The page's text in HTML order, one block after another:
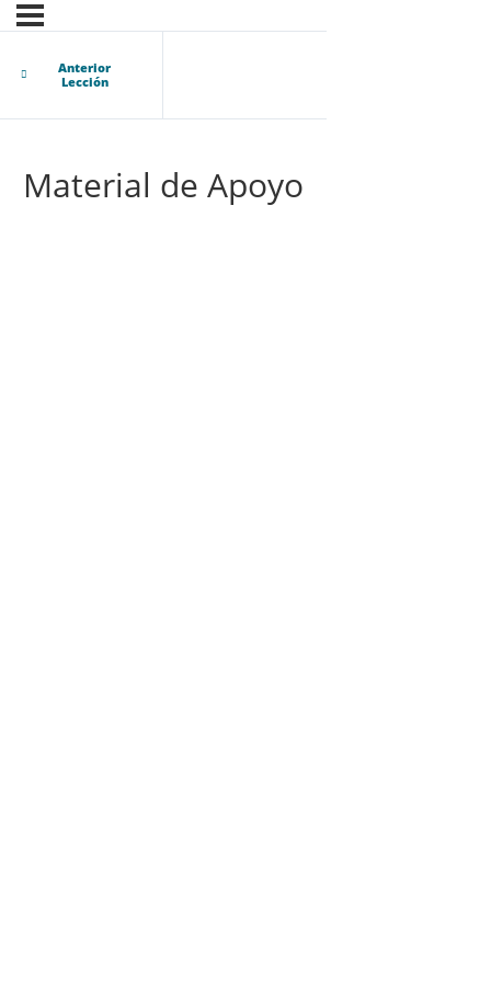
Anterior
Lección
Material de Apoyo